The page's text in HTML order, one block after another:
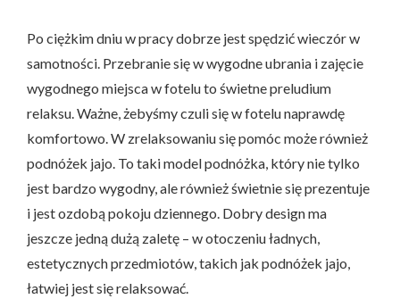
Po ciężkim dniu w pracy dobrze jest spędzić wieczór w
samotności. Przebranie się w wygodne ubrania i zajęcie
wygodnego miejsca w fotelu to świetne preludium
relaksu. Ważne, żebyśmy czuli się w fotelu naprawdę
komfortowo. W zrelaksowaniu się pomóc może również
podnóżek jajo. To taki model podnóżka, który nie tylko
jest bardzo wygodny, ale również świetnie się prezentuje
i jest ozdobą pokoju dziennego. Dobry design ma
jeszcze jedną dużą zaletę – w otoczeniu ładnych,
estetycznych przedmiotów, takich jak podnóżek jajo,
łatwiej jest się relaksować.